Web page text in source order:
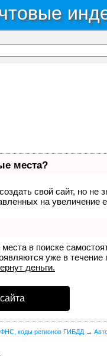
места?
свой сайт, но не
на увеличение
в поиске
уже в
деньги.
коды регионов ГИБДД →